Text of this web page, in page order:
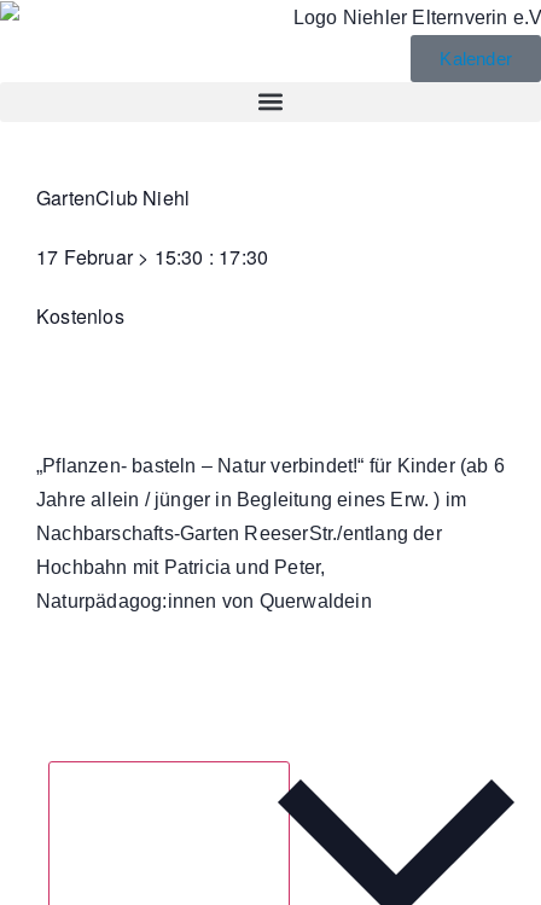
Kalender
GartenClub Niehl
17 Februar > 15:30 : 17:30
Kostenlos
„Pflanzen- basteln – Natur verbindet!“ für Kinder (ab 6
Jahre allein / jünger in Begleitung eines Erw. ) im
Nachbarschafts-Garten ReeserStr./entlang der
Hochbahn mit Patricia und Peter,
Naturpädagog:innen von Querwaldein